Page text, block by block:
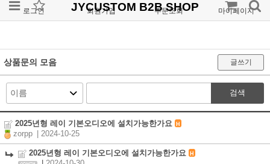
로그인 회원가입 주문조회 마이페이지
JYCUSTOM B2B SHOP
상품문의 모음 글쓰기
검색
2025년형 레이 기본오디오에 설치가능한가요 H
zorpp | 2024-10-25
2025년형 레이 기본오디오에 설치가능한가요 H